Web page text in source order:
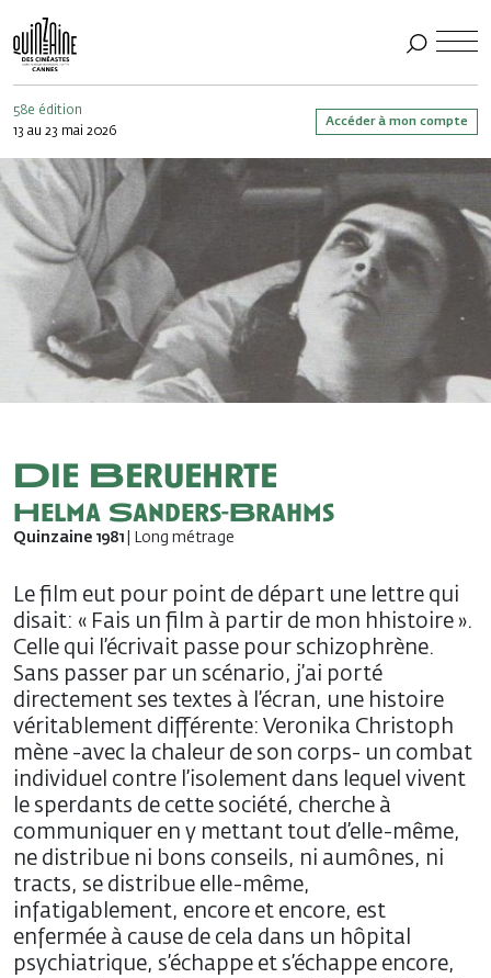
58e édition
13 au 23 mai 2026
Accéder à mon compte
Die Beruehrte
Helma Sanders-Brahms
Quinzaine 1981 | Long métrage
Le film eut pour point de départ une lettre qui
disait: « Fais un film à partir de mon hhistoire ».
Celle qui l’écrivait passe pour schizophrène.
Sans passer par un scénario, j’ai porté
directement ses textes à l’écran, une histoire
véritablement différente: Veronika Christoph
mène -avec la chaleur de son corps- un combat
individuel contre l’isolement dans lequel vivent
le sperdants de cette société, cherche à
communiquer en y mettant tout d’elle-même,
ne distribue ni bons conseils, ni aumônes, ni
tracts, se distribue elle-même,
infatigablement, encore et encore, est
enfermée à cause de cela dans un hôpital
psychiatrique, s’échappe et s’échappe encore,